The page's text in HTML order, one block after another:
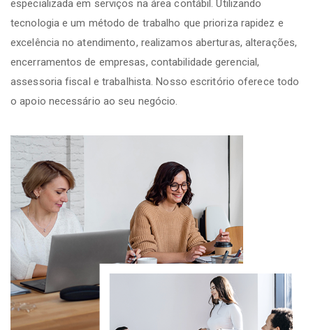
especializada em serviços na área contábil. Utilizando
tecnologia e um método de trabalho que prioriza rapidez e
excelência no atendimento, realizamos aberturas, alterações,
encerramentos de empresas, contabilidade gerencial,
assessoria fiscal e trabalhista. Nosso escritório oferece todo
o apoio necessário ao seu negócio.